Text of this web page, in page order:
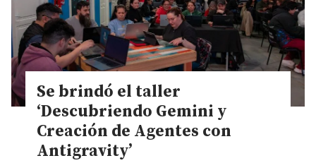
Se brindó el taller
‘Descubriendo Gemini y
Creación de Agentes con
Antigravity’